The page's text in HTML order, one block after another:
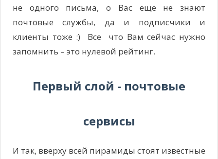
не одного письма, о Вас еще не знают
почтовые службы, да и подписчики и
клиенты тоже :) Все что Вам сейчас нужно
запомнить – это нулевой рейтинг.
Первый слой - почтовые
сервисы
И так, вверху всей пирамиды стоят известные